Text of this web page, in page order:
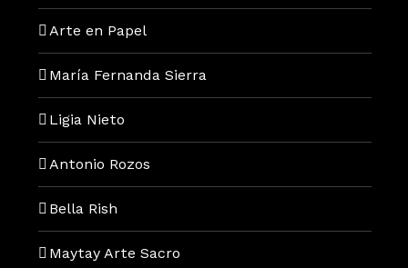
Arte en Papel
María Fernanda Sierra
Ligia Nieto
Antonio Rozos
Bella Rish
Maytay Arte Sacro